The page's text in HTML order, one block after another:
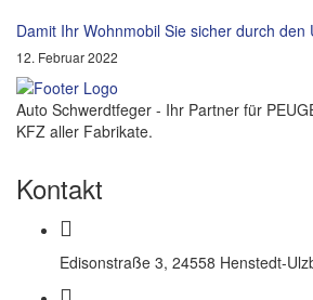
Damit Ihr Wohnmobil Sie sicher durch den
12. Februar 2022
Auto Schwerdtfeger - Ihr Partner für
KFZ aller Fabrikate.
Kontakt
Edisonstraße 3, 24558 Henstedt-